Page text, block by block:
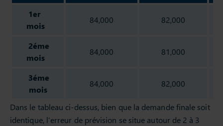
1er
mois
84,000 82,000
2éme
mois
84,000 81,000
3éme
mois
84,000 82,000
Dans le tableau ci-dessus, bien que la demande finale soit
identique, l’erreur de prévision se situe autour de 2 à 3